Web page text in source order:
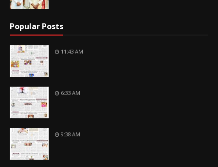
Popular Posts
11:43 AM
6:33 AM
9:38 AM